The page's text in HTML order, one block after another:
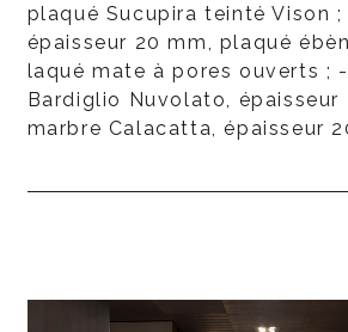
plaqué Sucupira teinté Vison ;
épaisseur 20 mm, plaqué
laqué mate à pores ouverts ;
Bardiglio Nuvolato, épaisseur
marbre Calacatta, épaisseur